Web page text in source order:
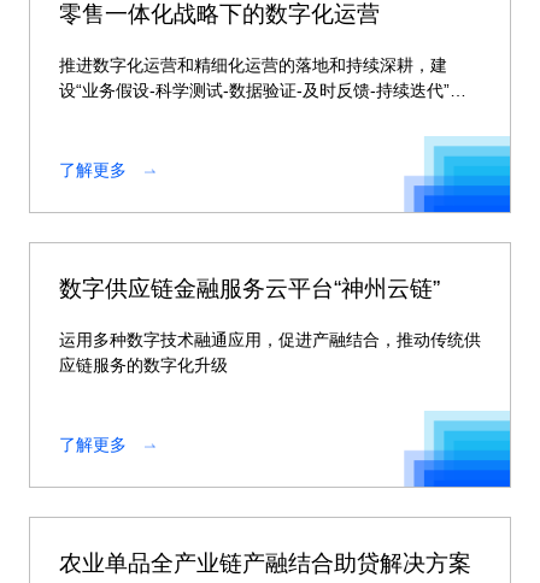
零售一体化战略下的数字化运营
推进数字化运营和精细化运营的落地和持续深耕，建
设“业务假设-科学测试-数据验证-及时反馈-持续迭代”的
了解更多
数字供应链金融服务云平台“神州云链”
运用多种数字技术融通应用，促进产融结合，推动传统供
应链服务的数字化升级
了解更多
农业单品全产业链产融结合助贷解决方案